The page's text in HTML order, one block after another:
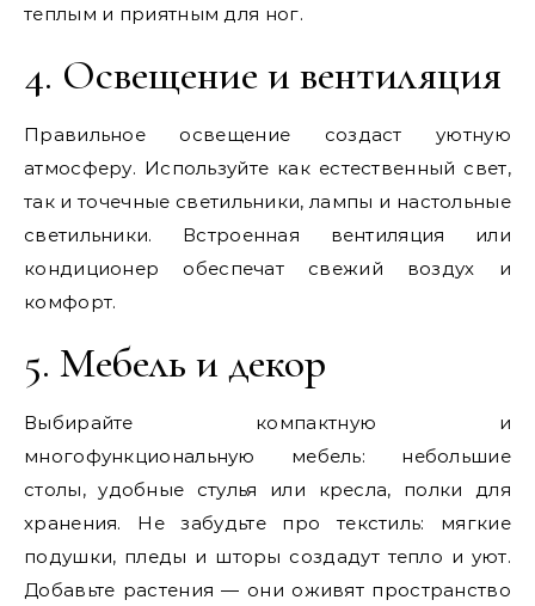
теплым и приятным для ног.
4. Освещение и вентиляция
Правильное освещение создаст уютную
атмосферу. Используйте как естественный свет,
так и точечные светильники, лампы и настольные
светильники. Встроенная вентиляция или
кондиционер обеспечат свежий воздух и
комфорт.
5. Мебель и декор
Выбирайте компактную и
многофункциональную мебель: небольшие
столы, удобные стулья или кресла, полки для
хранения. Не забудьте про текстиль: мягкие
подушки, пледы и шторы создадут тепло и уют.
Добавьте растения — они оживят пространство